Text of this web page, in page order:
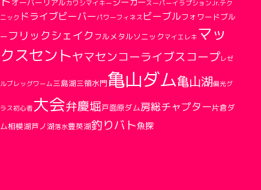
オーバーリアルカワシマイキー スーパーイラプションJr.テク
ニック ドライブビーバーパワーフィネス ビーブルフォワードブル
ーフリックシェイク フルメタルソニック マイエレキ マッ
クスセントヤマセンコーライブスコープレゼ
ルブレッグワーム三島湖三領水門亀山ダム亀山湖偏光グ
ラス初心者大会弁慶堀戸面原ダム房総チャプター片倉ダ
ム相模湖芦ノ湖落水豊英湖釣りバト魚探